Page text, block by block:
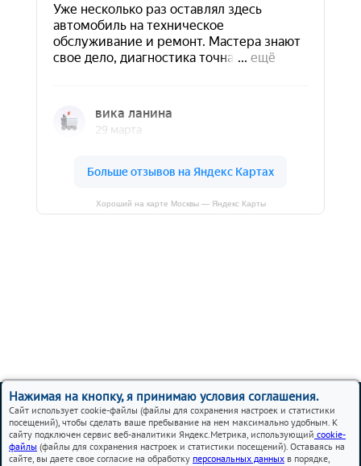
Нажимая на кнопку, я принимаю условия соглашения.
Сайт использует cookie-файлы (файлы для сохранения настроек и статистики
посещений), чтобы сделать ваше пребывание на нем максимально удобным. К
сайту подключен сервис веб-аналитики Яндекс.Метрика, использующий cookie-
файлы (файлы для сохранения настроек и статистики посещений). Оставаясь на
сайте, вы даете свое согласие на обработку персональных данных в порядке,
Хороший на карте Москвы — Яндекс Карты
Вся представленная на сайте информация, носит
информационный характер и ни при каких условиях не
является публичной офертой.
Сервис и ремонт Mazda в Москве